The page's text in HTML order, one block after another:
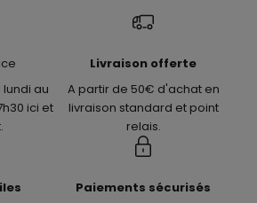
au
ici et
Livraison offerte
A partir de 50€ d'achat en
livraison standard et point
relais.
Paiements sécurisés